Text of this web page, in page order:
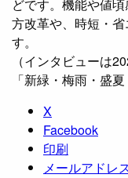
どです。機能や値
方改革や、時短・
す。
（インタビューは
「新緑・梅雨・盛
X
Facebook
印刷
メールアドレ